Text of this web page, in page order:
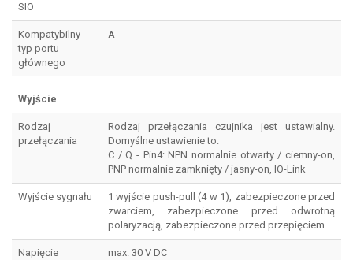
SIO
Kompatybilny
typ portu
głównego
A
Wyjście
Rodzaj
przełączania
Rodzaj przełączania czujnika jest ustawialny.
Domyślne ustawienie to:
C / Q - Pin4: NPN normalnie otwarty / ciemny-on,
PNP normalnie zamknięty / jasny-on, IO-Link
Wyjście sygnału
1 wyjście push-pull (4 w 1), zabezpieczone przed
zwarciem, zabezpieczone przed odwrotną
polaryzacją, zabezpieczone przed przepięciem
Napięcie
max. 30 V DC